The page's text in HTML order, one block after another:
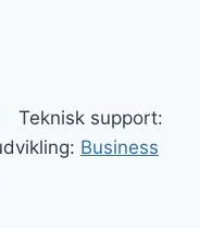
Teknisk support:
Business